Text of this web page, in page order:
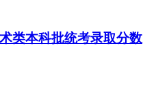
类本科批统考录取分数